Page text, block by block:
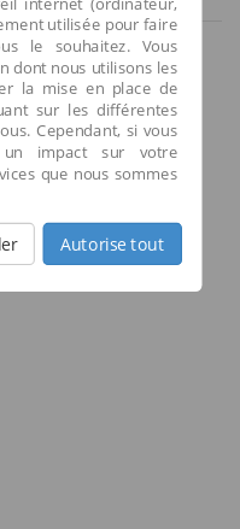
utilisée pour faire
le souhaitez. Vous
dont nous utilisons les
la mise en place de
sur les différentes
Cependant, si vous
impact sur votre
que nous sommes
Autorise tout
l'image